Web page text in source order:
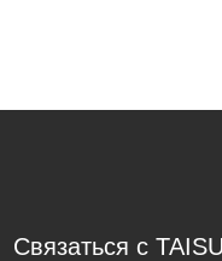
Связаться с